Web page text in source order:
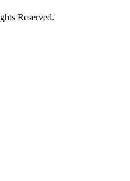
Reserved.